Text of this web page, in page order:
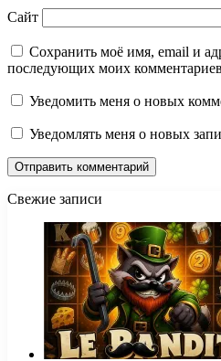
Сайт
Сохранить моё имя, email и
последующих моих
Уведомить меня о новых
Уведомлять меня о новых
Свежие записи